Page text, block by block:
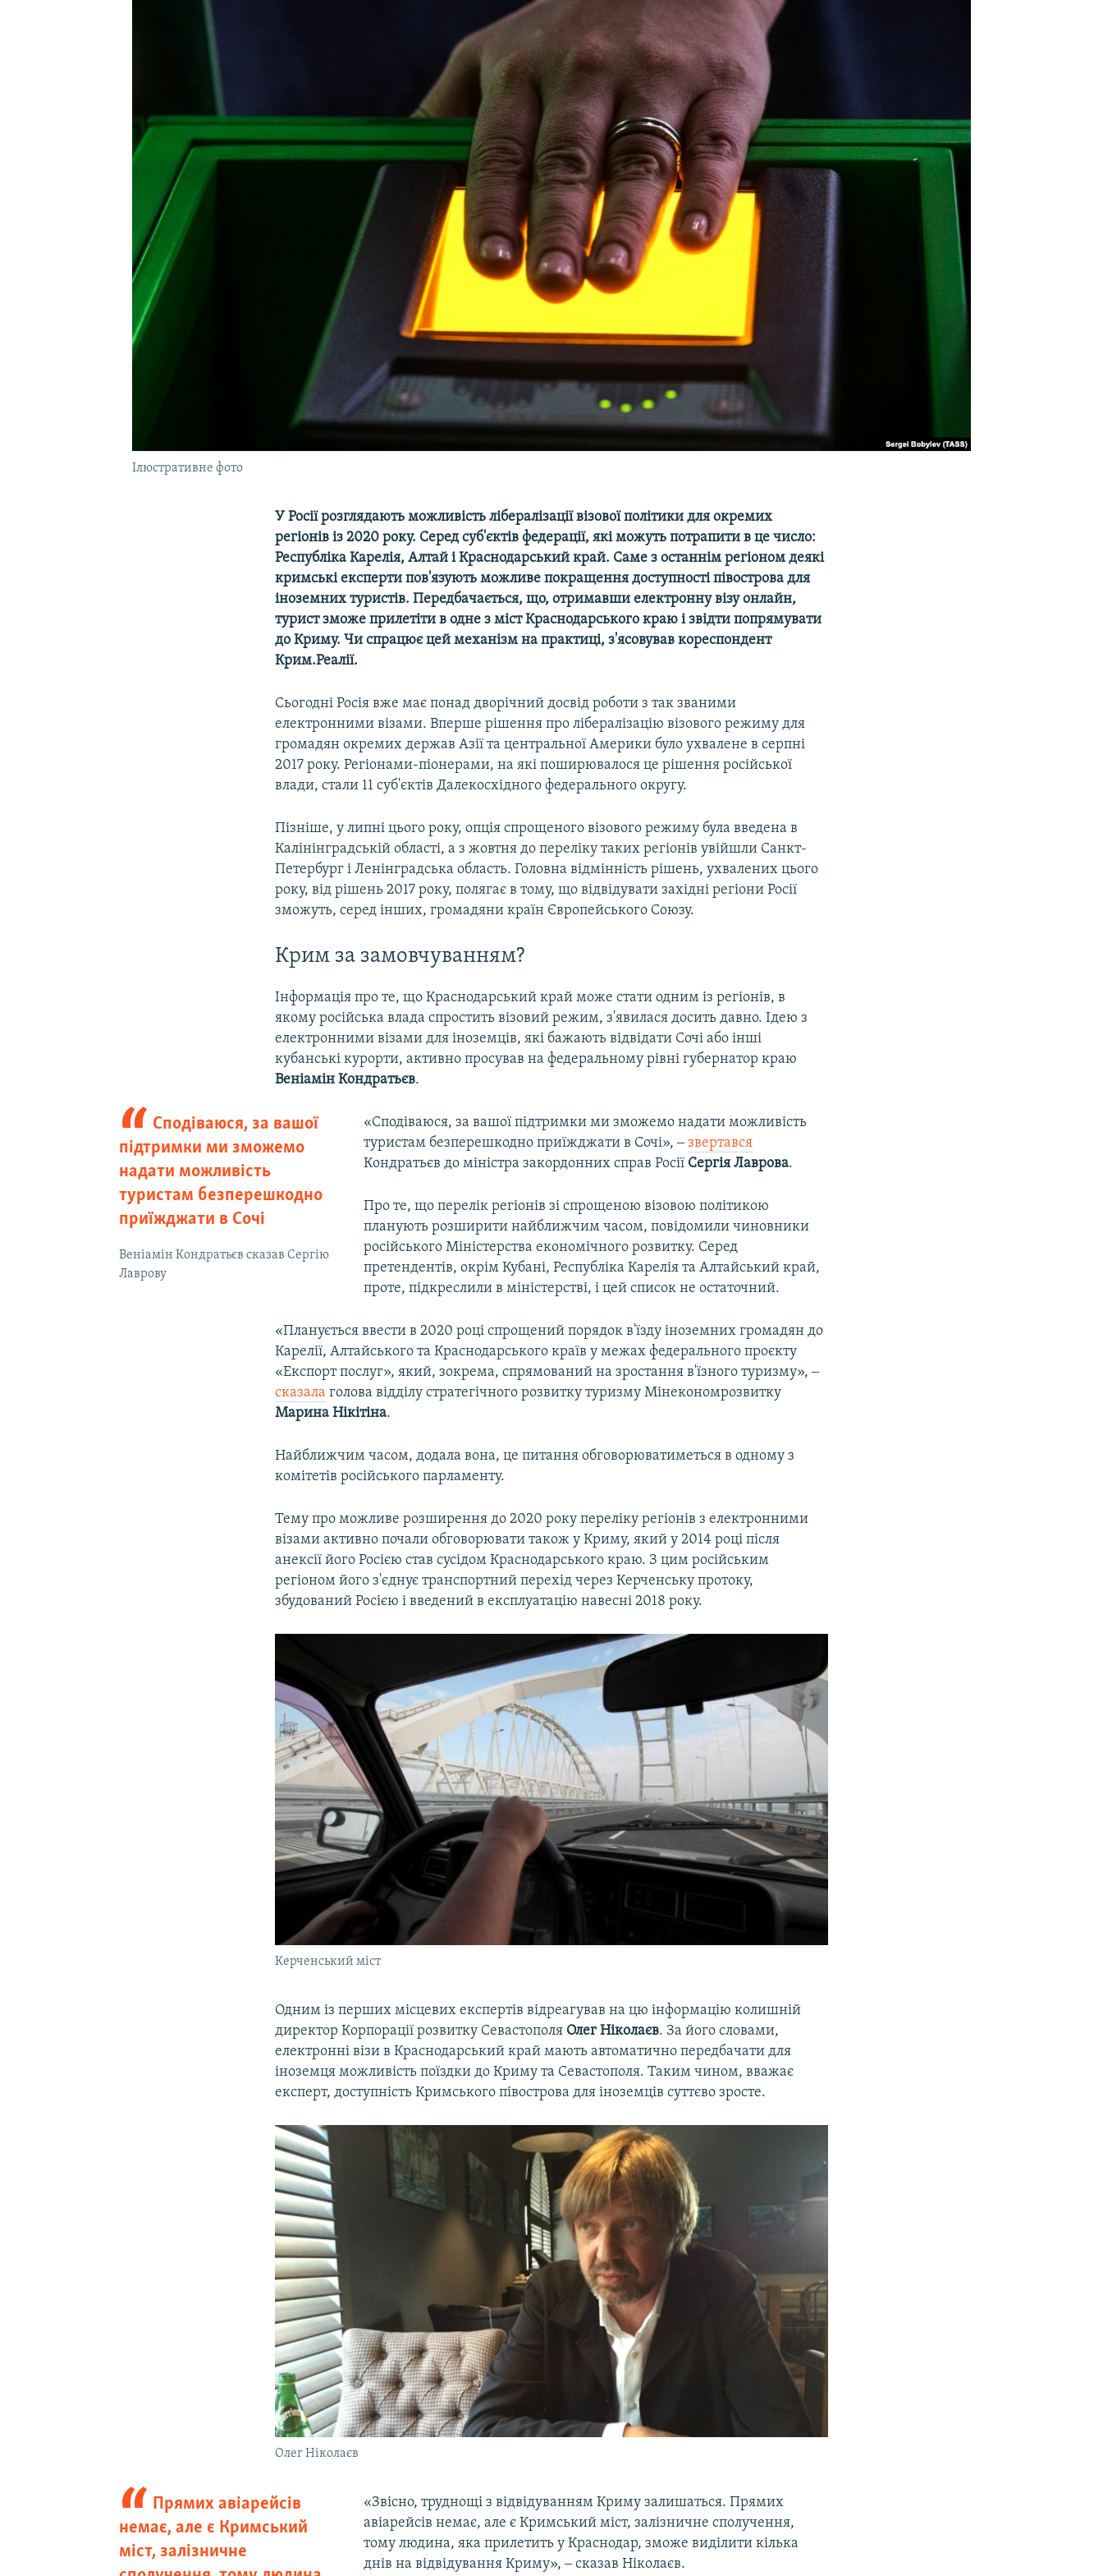
Ілюстративне фото
У Росії розглядають можливість лібералізації візової політики для окремих
регіонів із 2020 року. Серед суб'єктів федерації, які можуть потрапити в це число:
Республіка Карелія, Алтай і Краснодарський край. Саме з останнім регіоном деякі
кримські експерти пов'язують можливе покращення доступності півострова для
іноземних туристів. Передбачається, що, отримавши електронну візу онлайн,
турист зможе прилетіти в одне з міст Краснодарського краю і звідти попрямувати
до Криму. Чи спрацює цей механізм на практиці, з'ясовував кореспондент
Крим.Реалії.
Сьогодні Росія вже має понад дворічний досвід роботи з так званими
електронними візами. Вперше рішення про лібералізацію візового режиму для
громадян окремих держав Азії та центральної Америки було ухвалене в серпні
2017 року. Регіонами-піонерами, на які поширювалося це рішення російської
влади, стали 11 суб'єктів Далекосхідного федерального округу.
Пізніше, у липні цього року, опція спрощеного візового режиму була введена в
Калінінградській області, а з жовтня до переліку таких регіонів увійшли Санкт-
Петербург і Ленінградська область. Головна відмінність рішень, ухвалених цього
року, від рішень 2017 року, полягає в тому, що відвідувати західні регіони Росії
зможуть, серед інших, громадяни країн Європейського Союзу.
Крим за замовчуванням?
Інформація про те, що Краснодарський край може стати одним із регіонів, в
якому російська влада спростить візовий режим, з'явилася досить давно. Ідею з
електронними візами для іноземців, які бажають відвідати Сочі або інші
кубанські курорти, активно просував на федеральному рівні губернатор краю
Веніамін Кондратьєв.
Сподіваюся, за вашої
підтримки ми зможемо
надати можливість
туристам безперешкодно
приїжджати в Сочі
Веніамін Кондратьєв сказав Сергію
Лаврову
«Сподіваюся, за вашої підтримки ми зможемо надати можливість
туристам безперешкодно приїжджати в Сочі», ‒звертався
Кондратьєв до міністра закордонних справ Росії Сергія Лаврова.
Про те, що перелік регіонів зі спрощеною візовою політикою
планують розширити найближчим часом, повідомили чиновники
російського Міністерства економічного розвитку. Серед
претендентів, окрім Кубані, Республіка Карелія та Алтайський край,
проте, підкреслили в міністерстві, і цей список не остаточний.
«Планується ввести в 2020 році спрощений порядок в'їзду іноземних громадян до
Карелії, Алтайського та Краснодарського країв у межах федерального проєкту
«Експорт послуг», який, зокрема, спрямований на зростання в'їзного туризму», ‒
сказала голова відділу стратегічного розвитку туризму Мінекономрозвитку
Марина Нікітіна.
Найближчим часом, додала вона, це питання обговорюватиметься в одному з
комітетів російського парламенту.
Тему про можливе розширення до 2020 року переліку регіонів з електронними
візами активно почали обговорювати також у Криму, який у 2014 році після
анексії його Росією став сусідом Краснодарського краю. З цим російським
регіоном його з'єднує транспортний перехід через Керченську протоку,
збудований Росією і введений в експлуатацію навесні 2018 року.
Керченський міст
Одним із перших місцевих експертів відреагував на цю інформацію колишній
директор Корпорації розвитку Севастополя Олег Ніколаєв. За його словами,
електронні візи в Краснодарський край мають автоматично передбачати для
іноземця можливість поїздки до Криму та Севастополя. Таким чином, вважає
експерт, доступність Кримського півострова для іноземців суттєво зросте.
Олег Ніколаєв
Прямих авіарейсів
немає, але є Кримський
міст, залізничне
«Звісно, труднощі з відвідуванням Криму залишаться. Прямих
авіарейсів немає, але є Кримський міст, залізничне сполучення,
тому людина, яка прилетить у Краснодар, зможе виділити кілька
днів на відвідування Криму», ‒ сказав Ніколаєв.